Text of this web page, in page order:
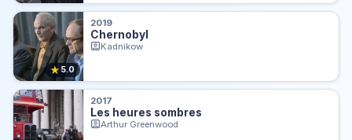
★5.0
2019
Chernobyl
Kadnikow
2017
Les heures sombres
Arthur Greenwood